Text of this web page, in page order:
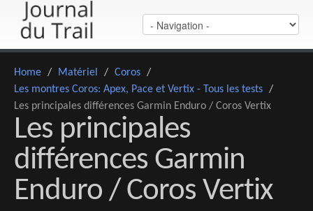
Home / Matériel / Coros /
Les montres Coros: Apex, Pace et Vertix - Tous les tests /
Les principales différences Garmin Enduro / Coros Vertix
Les principales
différences Garmin
Enduro / Coros Vertix